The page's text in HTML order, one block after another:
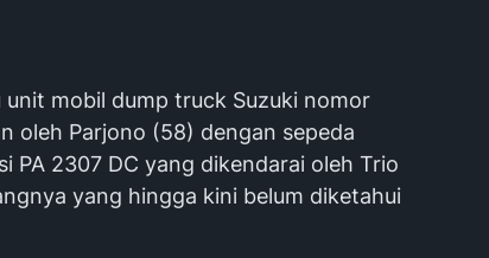
mobil dump truck Suzuki nomor
oleh Parjono (58) dengan sepeda
PA 2307 DC yang dikendarai oleh Trio
yang hingga kini belum diketahui